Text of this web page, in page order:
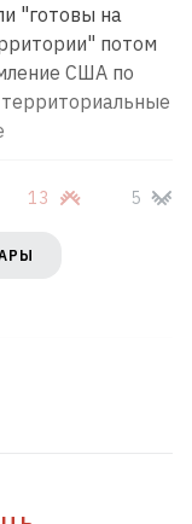
"готовы на
потом
США по
13 5